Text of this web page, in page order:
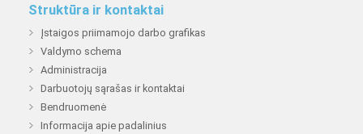
Struktūra ir kontaktai
Įstaigos priimamojo darbo grafikas
Valdymo schema
Administracija
Darbuotojų sąrašas ir kontaktai
Bendruomenė
Informacija apie padalinius